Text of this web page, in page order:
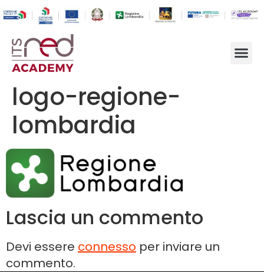
logo-regione-
lombardia
Lascia un commento
Devi essere connesso per inviare un
commento.